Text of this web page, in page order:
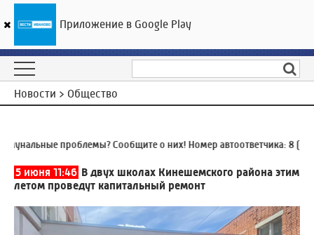
ГТРК «Ивтелерадио»
Новости > Общество
проблемы? Сообщите о них! Номер автоответчика:8
5 июня 11:46 В двух школах Кинешемского района этим
летом проведут капитальный ремонт
Приложение в Google Play